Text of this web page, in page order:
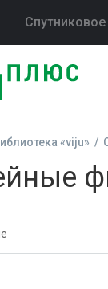
«viju»